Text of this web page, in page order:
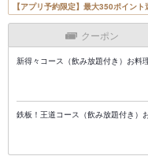
【アプリ予約限定】最大350ポイン
クーポン
新得々コース（飲み放題付き）お料
鉄板！王道コース（飲み放題付き）